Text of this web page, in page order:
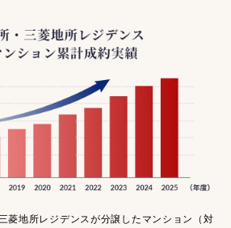
菱地所レジデンスが分譲したマンション（対